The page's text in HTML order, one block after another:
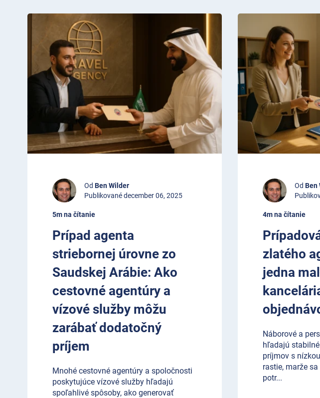
Od Ben Wilder
Publikované december 06, 2025
5m na čítanie
Prípad agenta
striebornej úrovne zo
Saudskej Arábie: Ako
cestovné agentúry a
vízové služby môžu
zarábať dodatočný
príjem
Mnohé cestovné agentúry a spoločnosti
poskytujúce vízové služby hľadajú
spoľahlivé spôsoby, ako generovať
Od Ben
4m na čítanie
zlatého
jedna
Náborové a
hľadajú
príjmov s
rastie, marže
potr...